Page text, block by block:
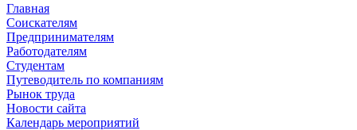
Главная
Соискателям
Предпринимателям
Работодателям
Студентам
Путеводитель по компаниям
Рынок труда
Новости сайта
Календарь мероприятий